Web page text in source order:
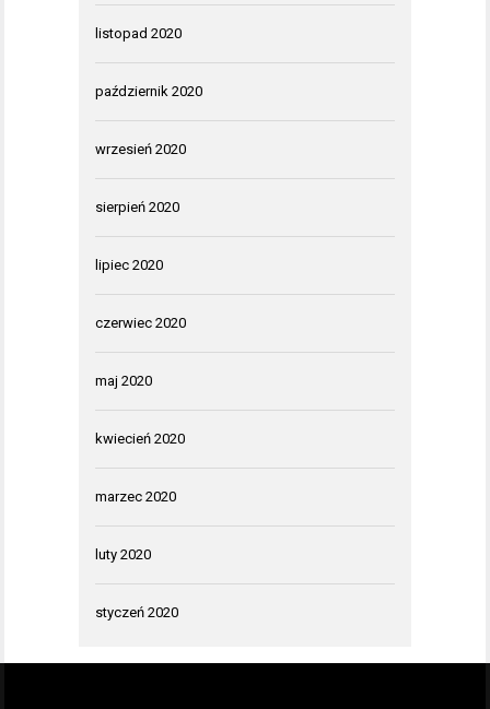
listopad 2020
październik 2020
wrzesień 2020
sierpień 2020
lipiec 2020
czerwiec 2020
maj 2020
kwiecień 2020
marzec 2020
luty 2020
styczeń 2020